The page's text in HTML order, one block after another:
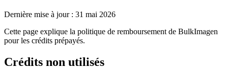
Dernière mise à jour : 31 mai 2026
Cette page explique la politique de remboursement de BulkImagen
pour les crédits prépayés.
Crédits non utilisés